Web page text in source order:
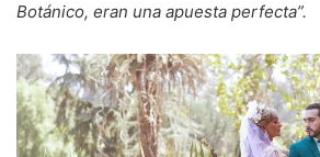
Botánico, eran una apuesta perfecta”.